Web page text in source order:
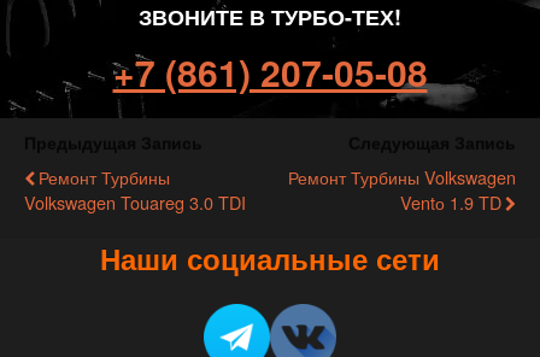
ЗВОНИТЕ В ТУРБО-ТЕХ!
+7 (861) 207-05-08
Ремонт Турбины
Volkswagen Touareg 3.0 TDI
Ремонт Турбины Volkswagen
Ventо 1.9 TD
Наши социальные сети